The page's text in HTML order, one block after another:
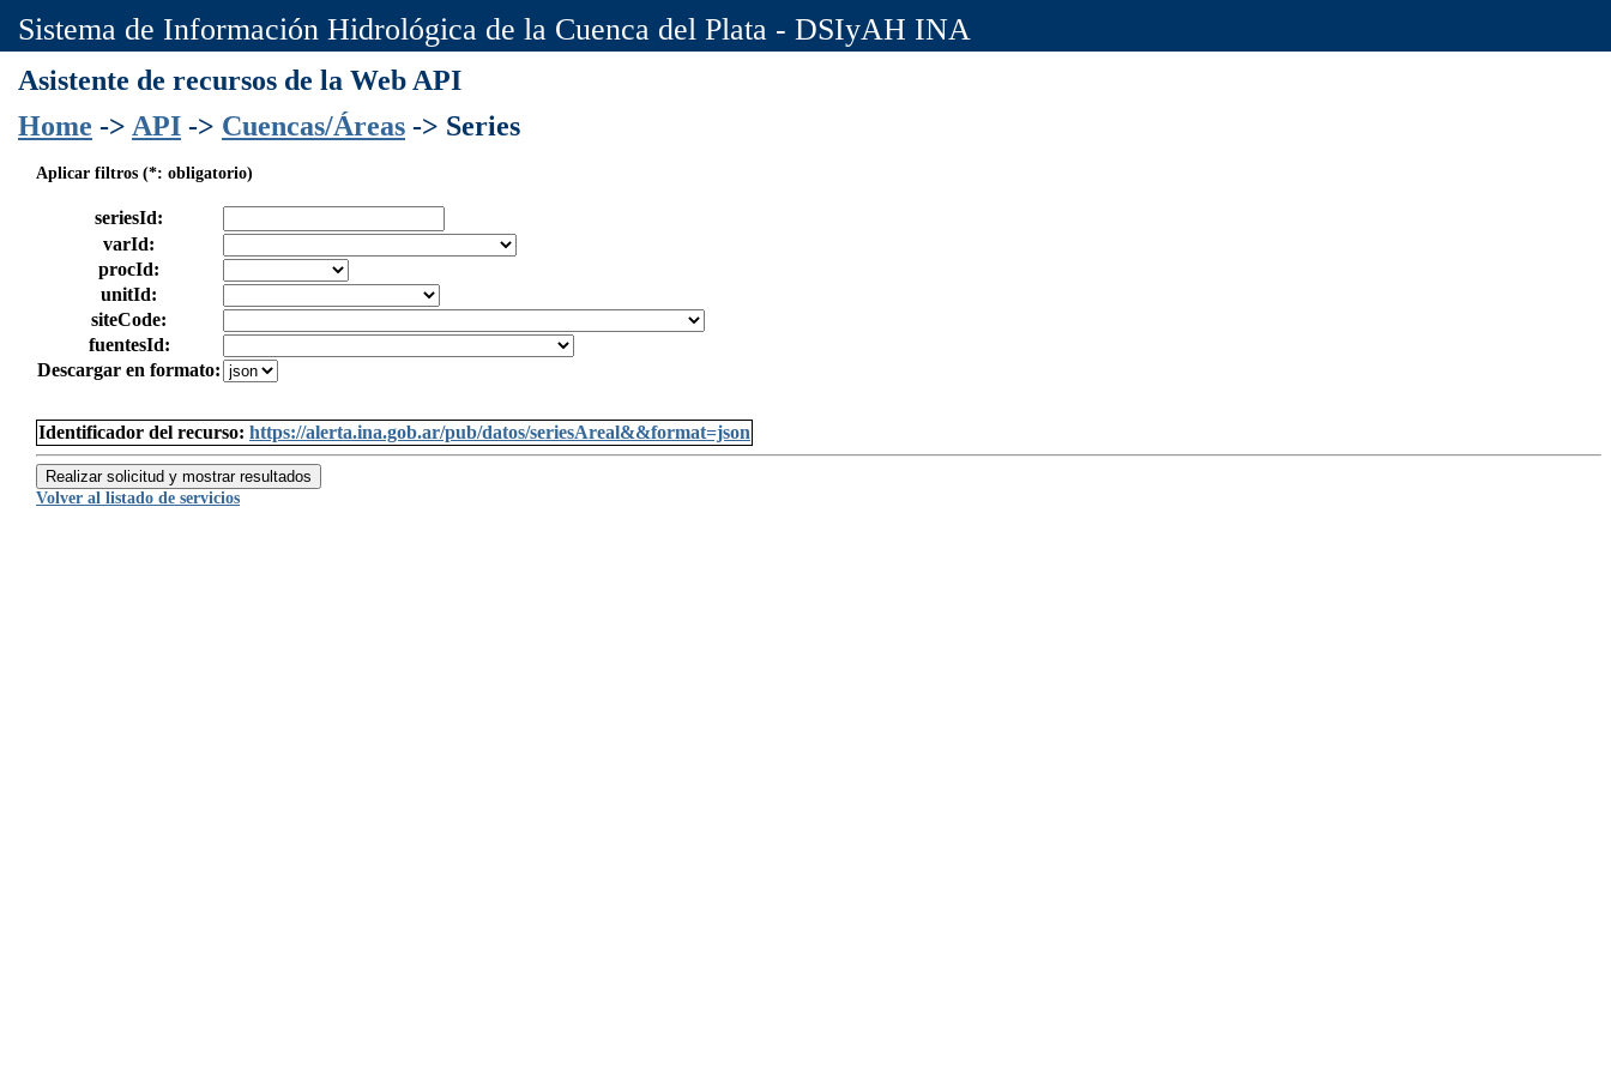
Sistema de Información Hidrológica de la Cuenca del Plata - DSIyAH INA
Asistente de recursos de la Web API
Home -> API -> Cuencas/Áreas -> Series
Aplicar filtros (*: obligatorio)
seriesId:
varId:
procId:
unitId:
siteCode:
fuentesId:
Descargar en formato:
Identificador del recurso: https://alerta.ina.gob.ar/pub/datos/seriesAreal&&format=json
Realizar solicitud y mostrar resultados
Volver al listado de servicios